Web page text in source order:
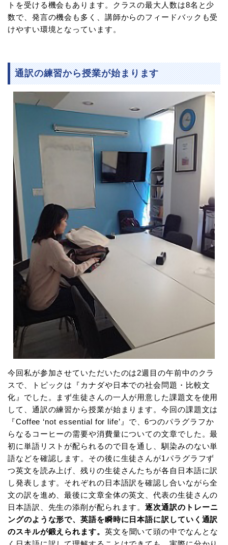
トを受ける機会もあります。クラスの最大人数は8名と少
数で、発言の機会も多く、講師からのフィードバックも受
けやすい環境となっています。
通訳の練習から授業が始まります
今回私が参加させていただいたのは2週目の午前中のクラ
スで、トピックは『カナダや日本での社会問題・比較文
化』でした。まず生徒さんの一人が用意した課題文を使用
して、通訳の練習から授業が始まります。今回の課題文は
『Coffee ‘not essential for life’』で、6つのパラグラフか
らなるコーヒーの需要や消費量についての文章でした。最
初に単語リストが配られるので目を通し、馴染みのない単
語などを確認します。その後に生徒さんが1パラグラフず
つ英文を読み上げ、残りの生徒さんたちが各自日本語に訳
し発表します。それぞれの日本語訳を確認し合いながら全
文の訳を進め、最後に文章全体の英文、代表の生徒さんの
日本語訳、先生の添削が配られます。逐次通訳のトレーニ
ングのような形で、英語を瞬時に日本語に訳していく通訳
のスキルが鍛えられます。 英文を聞いて頭の中でなんとな